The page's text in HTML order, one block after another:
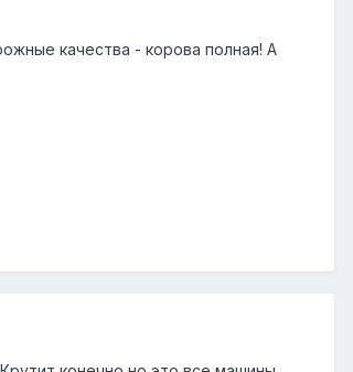
качества - корова полная! А